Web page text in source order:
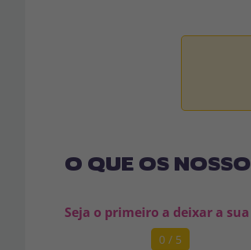
O QUE OS
Seja o primeiro a deixar a
0 / 5